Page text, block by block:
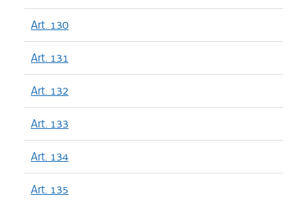
Art. 130
Art. 131
Art. 132
Art. 133
Art. 134
Art. 135